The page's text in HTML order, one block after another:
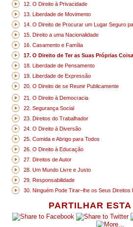
PARTILHAR
12. O Direito à Privacidade
13. Liberdade de Movimento
14. O Direito de Procurar um Lugar Seguro
15. Direito a uma Nacionalidade
16. Casamento e Família
17. O Direito de Ter as Suas Próprias
18. Liberdade de Pensamento
19. Liberdade de Expressão
20. O Direito de se Reunir Publicamente
21. O Direito à Democracia
22. Segurança Social
23. Direitos do Trabalhador
24. O Direito à Diversão
25. Comida e Abrigo para Todos
26. O Direito à Educação
27. Direitos de Autor
28. Um Mundo Livre e Justo
29. Responsabilidade
30. Ninguém Pode Tirar–lhe os Seus Direitos